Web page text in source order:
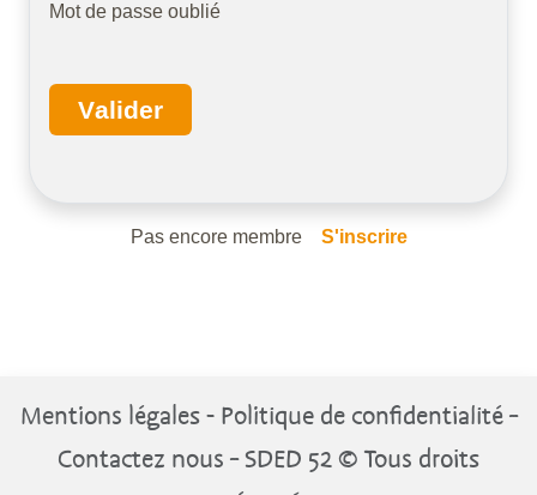
Mot de passe oublié
valider
Pas encore membre S'inscrire
Mentions légales - Politique de confidentialité -
Contactez nous - SDED 52 © Tous droits